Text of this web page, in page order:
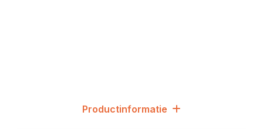
Productinformatie